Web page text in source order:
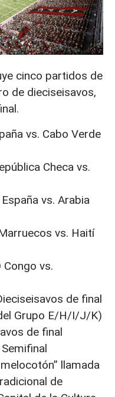
cinco partidos de
de dieciseisavos,
vs. Cabo Verde
Checa vs.
vs. Arabia
vs. Haití
Congo vs.
de final
Grupo E/H/I/J/K)
de final
llamada
de